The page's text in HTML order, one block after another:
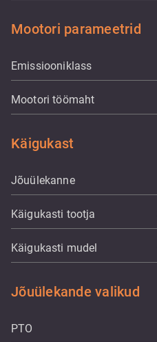
Mootori parameetrid
Emissiooniklass
Mootori töömaht
Käigukast
Jõuülekanne
Käigukasti tootja
Käigukasti mudel
Jõuülekande valikud
PTO